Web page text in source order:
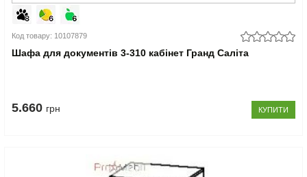
Код товару: 10107879
Шафа для документів 3-310 кабінет Гранд Саліта
5.660 грн КУПИТИ